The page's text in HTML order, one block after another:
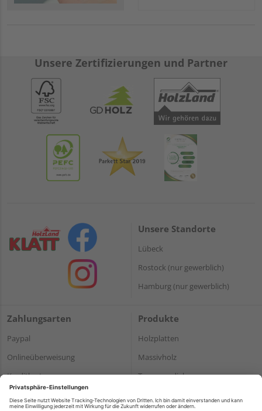
Unsere Zertifizierungen und Partner
Unsere Standorte
Lübeck
Rostock (nur gewerblich)
Hamburg (nur gewerblich)
Zahlungsarten
Paypal
Onlineüberweisung
Kreditkarte
Produkte
Holzplatten
Massivholz
Terrassendielen